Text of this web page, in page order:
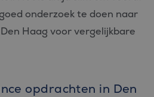
onderzoek te doen naar
Haag voor vergelijkbare
opdrachten in Den